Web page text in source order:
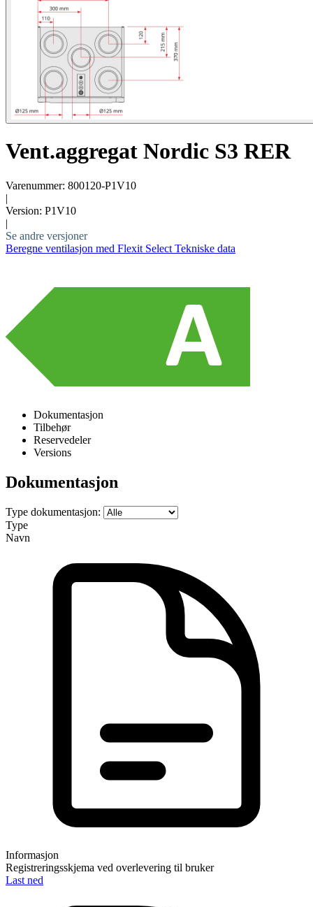
Vent.aggregat Nordic S3 RER
Varenummer: 800120-P1V10
|
Version: P1V10
|
Se andre versjoner
Beregne ventilasjon med Flexit Select Tekniske data
Dokumentasjon
Tilbehør
Reservedeler
Versions
Dokumentasjon
Type dokumentasjon:
Type
Navn
Informasjon
Registreringsskjema ved overlevering til bruker
Last ned